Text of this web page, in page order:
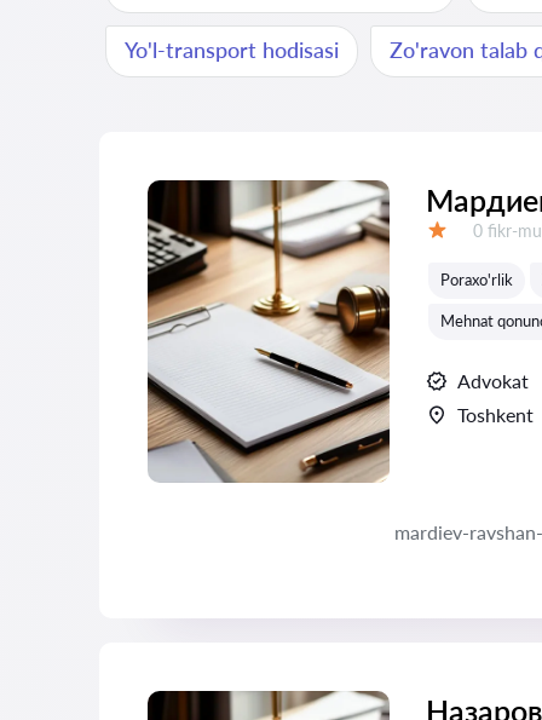
Yo'l-transport hodisasi Zo'ravon talab
Fikrlar:
0 fikr-
Poraxo'rlik
Mehnat
Advokat
Toshkent
mardiev-